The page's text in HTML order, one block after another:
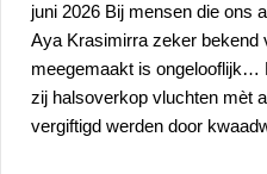
juni 2026 Bij mensen die ons
Aya Krasimirra zeker bekend
meegemaakt is ongelooflijk…
zij halsoverkop vluchten mèt
vergiftigd werden door